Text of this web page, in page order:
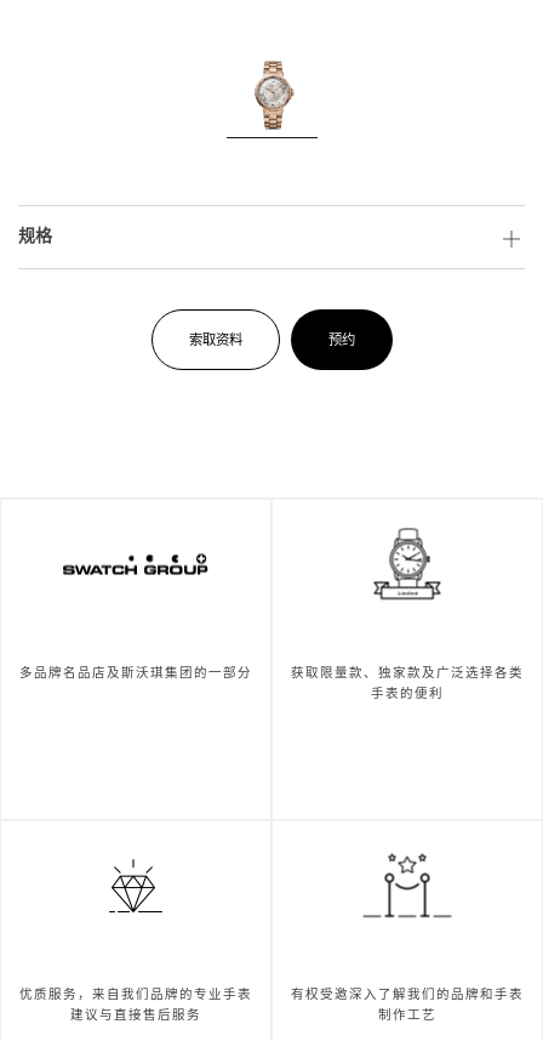
规格
索取资料 预约
多品牌名品店及斯沃琪集团的一部分
获取限量款、独家款及广泛选择各类
手表的便利
优质服务，来自我们品牌的专业手表
建议与直接售后服务
有权受邀深入了解我们的品牌和手表
制作工艺